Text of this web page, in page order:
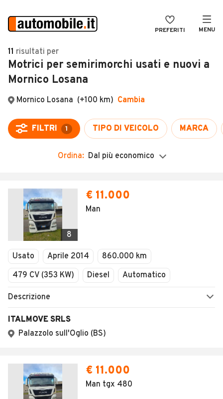
PREFERITI MENU
Auto
Auto usate
Auto Km 0
Auto Nuove
Moto
Camper
Veicoli Commerciali
Concessionari
VENDI
MAGAZINE
ACCEDI
11 risultati per
Motrici per semirimorchi usati e nuovi a
Mornico Losana
Ordina: Dal più economico
8
€ 11.000
Man
Usato Aprile 2014
860.000 km
479 CV (353 KW)
Diesel Automatico
Descrizione
ITALMOVE SRLS
Palazzolo sull'Oglio (BS)
€ 11.000
Man tgx 480